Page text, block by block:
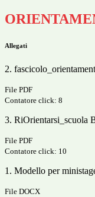
Allegati
2.
File PDF
Contatore click: 8
3. RiOrientarsi_scuola
File PDF
Contatore click: 10
1. Modello per
File DOCX